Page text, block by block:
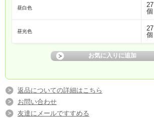
昼白色
27
個
昼光色
27
個
返品についての詳細はこちら
お問い合わせ
友達にメールですすめる